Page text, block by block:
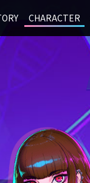
CHARACTER